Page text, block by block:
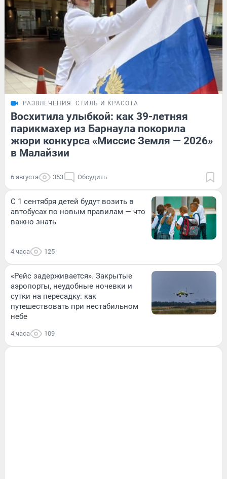
РАЗВЛЕЧЕНИЯ СТИЛЬ И КРАСОТА
Восхитила улыбкой: как 39-летняя
парикмахер из Барнаула покорила
жюри конкурса «Миссис Земля — 2026»
в Малайзии
6 августа 353 Обсудить
С 1 сентября детей будут возить в
автобусах по новым правилам — что
важно знать
4 часа 125
«Рейс задерживается». Закрытые
аэропорты, неудобные ночевки и
сутки на пересадку: как
путешествовать при нестабильном
небе
4 часа 109